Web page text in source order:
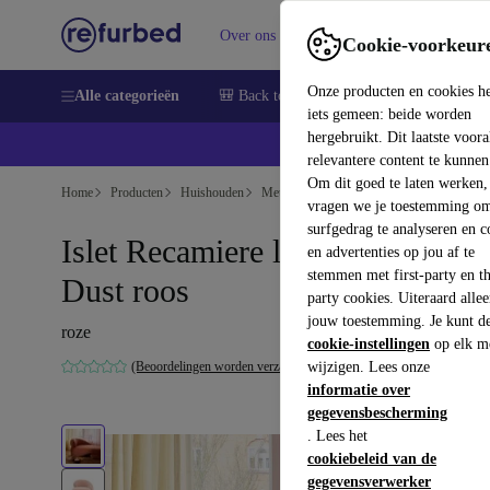
Cookie-
Onze producten en cookies
iets gemeen: beide worden
hergebruikt. Dit laatste
relevantere content te
Om dit goed te laten werken,
vragen we je toestemming
surfgedrag te analyseren en
en advertenties op jou af te
stemmen met first-party en
party cookies. Uiteraard
jouw toestemming. Je kunt
cookie-instellingen op elk
wijzigen. Lees onze
informatie over
gegevensbescherming
. Lees het
cookiebeleid van de
gegevensverwerker
Over ons Verkopen Support
Alle categorieën 🎒 Back to school Smartphones
Home Producten Huishouden Meubels
Islet Recamiere links Danny
Dust roos
roze
(Beoordelingen worden verzameld)